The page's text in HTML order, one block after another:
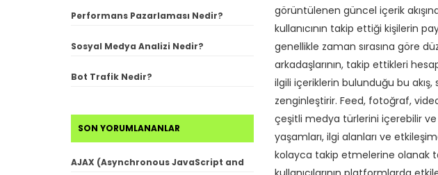
Performans Pazarlaması Nedir?
Sosyal Medya Analizi Nedir?
Bot Trafik Nedir?
SON YORUMLANANLAR
AJAX (Asynchronous JavaScript and
görüntülenen güncel içerik
kullanıcının takip ettiği kişilerin
genellikle zaman sırasına göre
arkadaşlarının, takip ettikleri
ilgili içeriklerin bulunduğu bu
zenginleştirir. Feed, fotoğraf,
çeşitli medya türlerini içerebilir ve
yaşamları, ilgi alanları ve
kolayca takip etmelerine olanak